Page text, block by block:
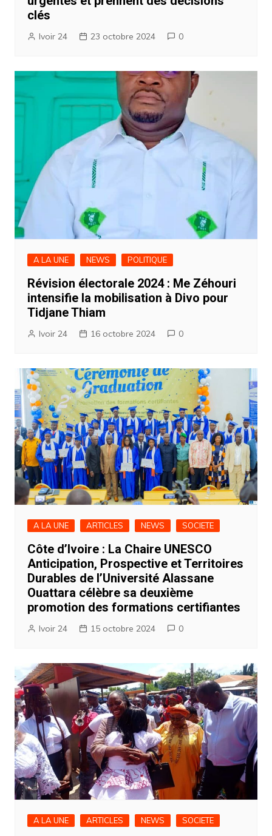
clés
Ivoir 24 23 octobre 2024 0
A LA UNE NEWS POLITIQUE
Révision électorale 2024 : Me Zéhouri
intensifie la mobilisation à Divo pour
Tidjane Thiam
Ivoir 24 16 octobre 2024 0
A LA UNE ARTICLES NEWS SOCIETE
Côte d’Ivoire : La Chaire UNESCO
Anticipation, Prospective et Territoires
Durables de l’Université Alassane
Ouattara célèbre sa deuxième
promotion des formations certifiantes
Ivoir 24 15 octobre 2024 0
A LA UNE ARTICLES NEWS SOCIETE